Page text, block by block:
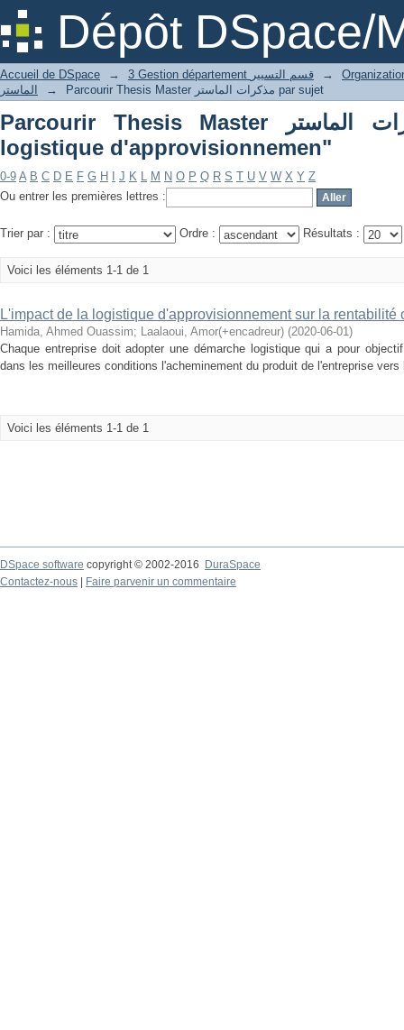
Dépôt DSpace/
Parcourir Thesis Master مذكرات الماستر par sujet "la logistique
d'approvisionnemen"
Accueil de DSpace → 3 Gestion département قسم التسيير
→
الماستر
→ Parcourir Thesis Master مذكرات الماستر par sujet
Parcourir Thesis Master مذكرات الماستر par sujet "la
logistique d'approvisionnemen"
0-9 A B C D E F G H J K L M N O P Q R S T U V W X Y Z
Ou entrer les premières lettres :
Trier par : Ordre : Résultats :
Voici les éléments 1-1 de 1
L'impact de la logistique d'approvisionnement sur la rentabilité
Hamida, Ahmed Ouassim; Laalaoui, Amor(+encadreur) (2020-06-01)
Chaque entreprise doit adopter une démarche logistique qui a pour
dans les meilleures conditions l'acheminement du produit de l'entreprise
Voici les éléments 1-1 de 1
DSpace software copyright © 2002-2016
DuraSpace
Contactez-nous
Faire parvenir un commentaire